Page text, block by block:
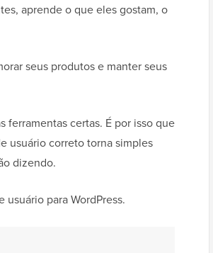
aprende o que eles gostam, o
seus produtos e manter seus
ferramentas certas. É por isso que
usuário correto torna simples
dizendo.
para WordPress.